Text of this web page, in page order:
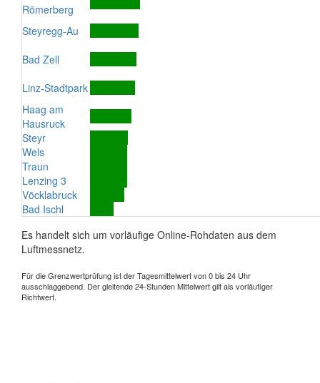
Römerberg
Steyregg-Au
Bad Zell
Linz-Stadtpark
Haag am
Hausruck
Steyr
Wels
Traun
Lenzing 3
Vöcklabruck
Bad Ischl
Es handelt sich um vorläufige Online-Rohdaten aus dem
Luftmessnetz.
Für die Grenzwertprüfung ist der Tagesmittelwert von 0 bis 24 Uhr
ausschlaggebend. Der gleitende 24-Stunden Mittelwert gilt als vorläufiger
Richtwert.